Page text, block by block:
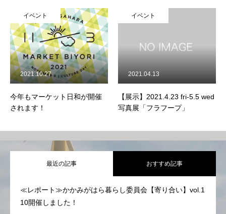
かかみがはら暮らし委員会とは？
活動内容
会社概要
イベント
今年もマーケット日和が開催
されます！
2021.10.27
イベント
【展示】2021.4.23 fri-5.5 wed
写真展「フラフープ」
2021.04.13
最近の記事 おすすめ記事
≪レポート≫かかみがはら暮らし委員会【寄り合い】vol.1
10開催しました！